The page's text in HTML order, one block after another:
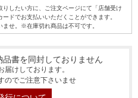
祝い
したい方に、ご注文ページにて「店舗受け
ドでお支払いいただくことができます。
せ。※在庫切れ商品は不可です。
書を同封しておりません
届けしております。
のでご注意下さいませ